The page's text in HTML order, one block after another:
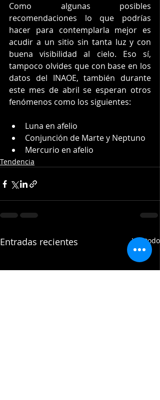
Como algunas posibles
recomendaciones lo que podrías
hacer para contemplarla mejor es
acudir a un sitio sin tanta luz y con
buena visibilidad al cielo. Eso sí,
tampoco olvides que con base en los
datos del INAOE, también durante
este mes de abril se esperan otros
fenómenos como los siguientes:
Luna en afelio
Conjunción de Marte y Neptuno
Mercurio en afelio
Tendencia
Entradas recientes Ver todo